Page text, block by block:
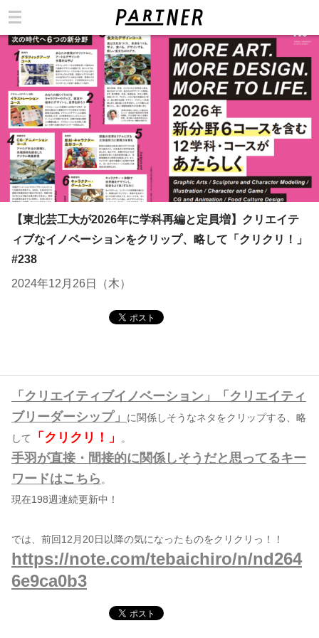
【東北芸工大が2026年に学科再編と定員増】クリエイテ
ィブなイノベーションをクリップ、略して「クリクリ！」
#238
2024年12月26日（木）
「クリエイティブイノベーション」「クリエイティ
ブリーダーシップ」
に関係しそうなネタをクリップする、略
して
「クリクリ！」 。
手羽が直接・間接的に関係しそうだと思ってるキー
ワードはこちら 。
現在198週連続更新中！
では、前回12月20日以降の気になったものをクリクリっ！！
https://note.com/tebaichiro/n/nd264
6e9ca0b3
カテゴリ
このサイトについて
運営会社
お問い合わせ